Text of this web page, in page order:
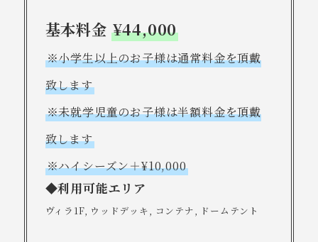
基本料金 ¥44,000
※小学生以上のお子様は通常料金を頂戴
致します
※未就学児童のお子様は半額料金を頂戴
致します
※ハイシーズン＋¥10,000
◆利用可能エリア
ヴィラ1F, ウッドデッキ, コンテナ, ドームテント